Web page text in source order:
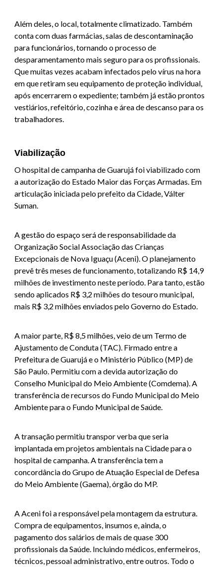
Além deles, o local, totalmente climatizado. Também
conta com duas farmácias, salas de descontaminação
para funcionários, tornando o processo de
desparamentamento mais seguro para os profissionais.
Que muitas vezes acabam infectados pelo vírus na hora
em que retiram seu equipamento de proteção individual,
após encerrarem o expediente; também já estão prontos
vestiários, refeitório, cozinha e área de descanso para os
trabalhadores.
Viabilização
O hospital de campanha de Guarujá foi viabilizado com
a autorização do Estado Maior das Forças Armadas. Em
articulação iniciada pelo prefeito da Cidade, Válter
Suman.
A gestão do espaço será de responsabilidade da
Organização Social Associação das Crianças
Excepcionais de Nova Iguaçu (Aceni). O planejamento
prevê três meses de funcionamento, totalizando R$ 14,9
milhões de investimento neste período. Para tanto, estão
sendo aplicados R$ 3,2 milhões do tesouro municipal,
mais R$ 3,2 milhões enviados pelo Governo do Estado.
A maior parte, R$ 8,5 milhões, veio de um Termo de
Ajustamento de Conduta (TAC). Firmado entre a
Prefeitura de Guarujá e o Ministério Público (MP) de
São Paulo. Permitiu com a devida autorização do
Conselho Municipal do Meio Ambiente (Comdema). A
transferência de recursos do Fundo Municipal do Meio
Ambiente para o Fundo Municipal de Saúde.
A transação permitiu transpor verba que seria
implantada em projetos ambientais na Cidade para o
hospital de campanha. A transferência tem a
concordância do Grupo de Atuação Especial de Defesa
do Meio Ambiente (Gaema), órgão do MP.
A Aceni foi a responsável pela montagem da estrutura.
Compra de equipamentos, insumos e, ainda, o
pagamento dos salários de mais de quase 300
profissionais da Saúde. Incluindo médicos, enfermeiros,
técnicos, pessoal administrativo, entre outros. Todo o